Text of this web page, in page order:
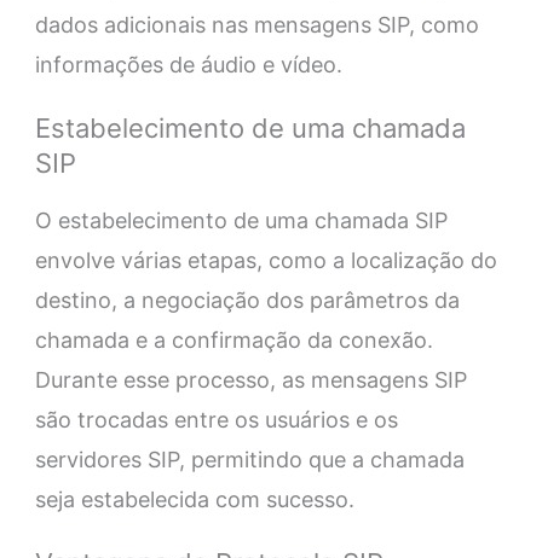
dados adicionais nas mensagens SIP, como
informações de áudio e vídeo.
Estabelecimento de uma chamada
SIP
O estabelecimento de uma chamada SIP
envolve várias etapas, como a localização do
destino, a negociação dos parâmetros da
chamada e a confirmação da conexão.
Durante esse processo, as mensagens SIP
são trocadas entre os usuários e os
servidores SIP, permitindo que a chamada
seja estabelecida com sucesso.